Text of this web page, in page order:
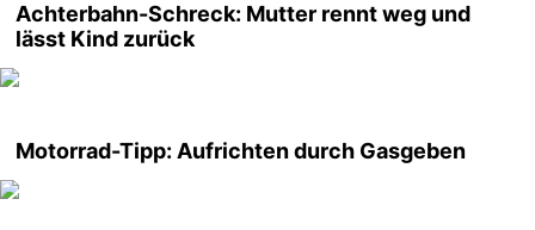
Achterbahn-Schreck: Mutter rennt weg und
lässt Kind zurück
Motorrad-Tipp: Aufrichten durch Gasgeben